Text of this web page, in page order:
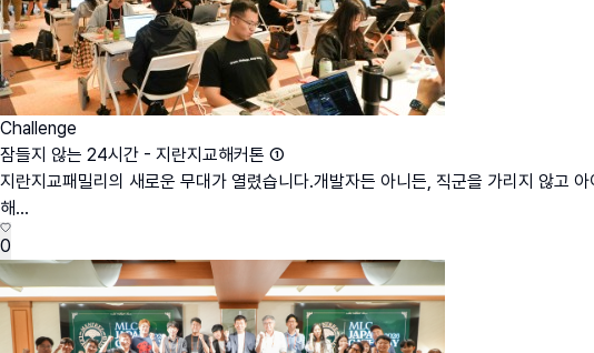
Challenge
잠들지 않는 24시간 - 지란지교해커톤 ①
지란지교패밀리의 새로운 무대가 열렸습니다.개발자든 아니든, 직군을 가리지 않고
해...
0